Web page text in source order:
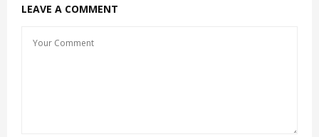
LEAVE A COMMENT